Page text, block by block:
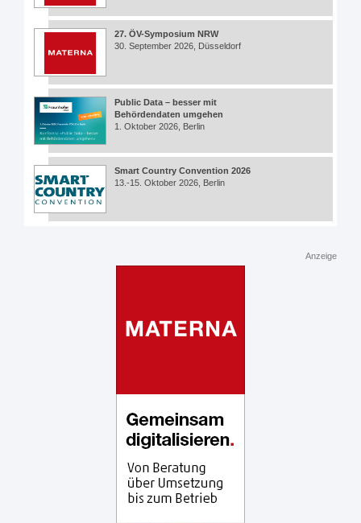
27. ÖV-Symposium NRW
30. September 2026, Düsseldorf
Public Data – besser mit
Behördendaten umgehen
1. Oktober 2026, Berlin
Smart Country Convention 2026
13.-15. Oktober 2026, Berlin
Anzeige